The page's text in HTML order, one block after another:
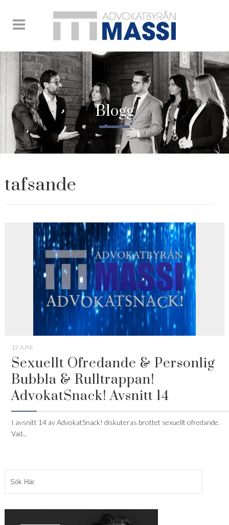
Blogg
tafsande
12 JUNI
Sexuellt Ofredande & Personlig
Bubbla & Rulltrappan!
AdvokatSnack! Avsnitt 14
I avsnitt 14 av AdvokatSnack! diskuteras brottet sexuellt ofredande.
Vad...